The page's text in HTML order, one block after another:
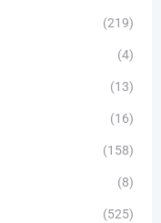
(219)
(4)
(13)
(16)
(158)
(8)
(525)